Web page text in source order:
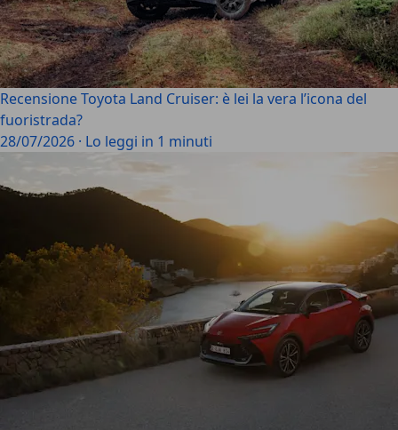
Recensione Toyota Land Cruiser: è lei la vera l’icona del
fuoristrada?
28/07/2026 · Lo leggi in 1 minuti